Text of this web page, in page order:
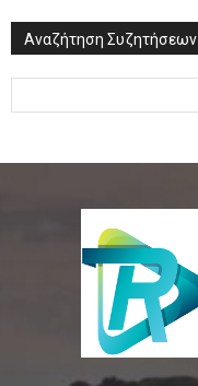
Αναζήτηση Συζητήσεων